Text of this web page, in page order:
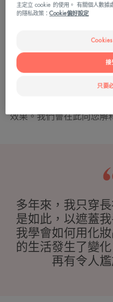
題。然而，醫療化妝產品
是安全和有效的。高耐
和防腐劑，提供防曬保
或過敏反應的風險。原則
效果。我們會在此向您解
多年來，我只穿
是如此，以遮蓋
我學會如何用化
的生活發生了變
再有令人
主定立 cookie 的使用。 有關個人數據
的隱私政策：Cookie偏好設定
只要
接